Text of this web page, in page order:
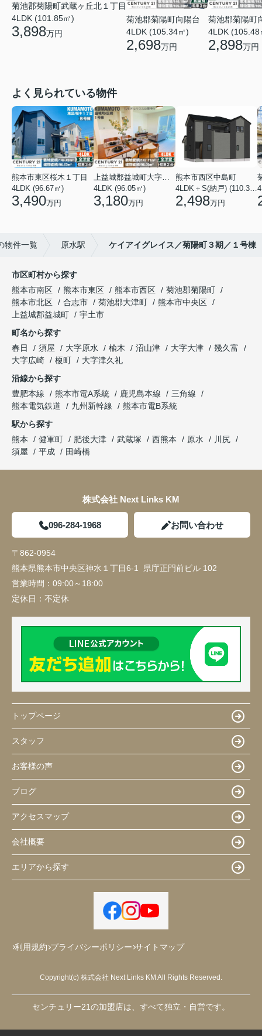
菊池郡菊陽町武蔵ヶ丘北１丁目
4LDK (101.85㎡)
3,898万円
菊池郡菊陽町向陽台
4LDK (105.34㎡)
2,698万円
菊池郡菊陽町
4LDK (105.48
2,898万円
よく見られている物件
熊本市東区桜木１丁目
4LDK (96.67㎡)
3,490万円
上益城郡益城町大字広崎
4LDK (96.05㎡)
3,180万円
熊本市西区中島町
4LDK＋S(納戸) (110.37㎡)
2,498万円
物件一覧 原水駅 ケイアイグレイス／菊陽町３期／１号棟
市区町村から探す
熊本市南区
熊本市東区 熊本市西区
菊池郡菊陽町
熊本市北区
合志市 菊池郡大津町
熊本市中央区
上益城郡益城町
宇土市
町名から探す
春日
須屋 大字原水 楡木 沼山津 大字大津
幾久富
大字広崎
榎町
大字津久礼
沿線から探す
豊肥本線
熊本市電A系統 鹿児島本線
三角線
熊本電気鉄道
九州新幹線
熊本市電B系統
駅から探す
熊本
健軍町 肥後大津 武蔵塚 西熊本 原水
川尻
須屋
平成 田崎橋
株式会社 Next Links KM
096-284-1968 お問い合わせ
〒862-0954
熊本県熊本市中央区神水１丁目6-1 県庁正門前ビル 102
営業時間： 09:00～18:00
定休日： 不定休
トップページ
スタッフ
お客様の声
ブログ
アクセスマップ
会社概要
エリアから探す
利用規約 プライバシーポリシー サイトマップ
Copyright(c) 株式会社 Next Links KM All Rights Reserved.
センチュリー21の加盟店は、すべて独立・自営です。